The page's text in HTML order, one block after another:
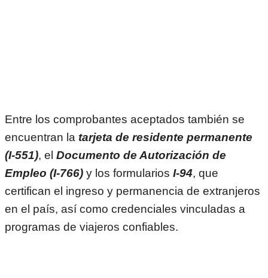
Entre los comprobantes aceptados también se
encuentran la tarjeta de residente permanente
(I-551), el Documento de Autorización de
Empleo (I-766) y los formularios I-94, que
certifican el ingreso y permanencia de extranjeros
en el país, así como credenciales vinculadas a
programas de viajeros confiables.